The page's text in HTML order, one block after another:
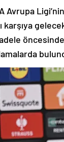
Avrupa
karşıya